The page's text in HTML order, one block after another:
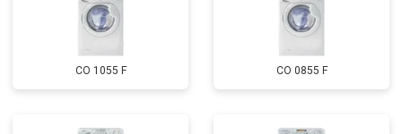
CO 1055 F CO 0855 F